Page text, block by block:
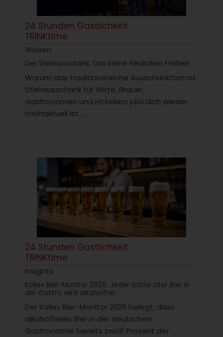
24 Stunden Gastlichkeit
TRINKtime
Wissen
Der Stehausschank: Das kleine Fleckchen Freiheit
Warum das traditionsreiche Ausschankformat
Stehausschank für Wirte, Brauer,
Gastronomen und Hoteliers plötzlich wieder
hochaktuell ist....
24 Stunden Gastlichkeit
TRINKtime
Insights
Kollex Bier-Monitor 2026: Jeder achte Liter Bier in
der Gastro wird alkoholfrei
Der Kollex Bier-Monitor 2026 belegt, dass
alkoholfreies Bier in der deutschen
Gastronomie bereits zwölf Prozent der